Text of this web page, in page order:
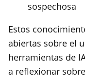
sospechosa
Estos
abiertas sobre el
herramientas de
a reflexionar